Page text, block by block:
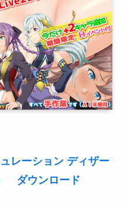
レーション ディザー
ダウンロード